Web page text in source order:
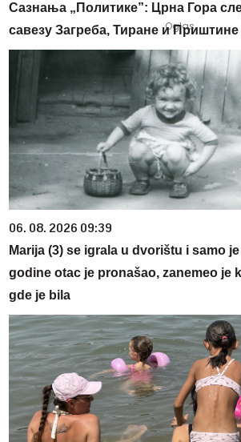
Сазнања „Политике”: Црна Гора
савезу Загреба, Тиране и Приштине
06. 08. 2026 09:39
Marija (3) se igrala u dvorištu i samo
godine otac je pronašao, zanemeo je
gde je bila